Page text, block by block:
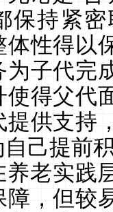
保持紧
体性得以
为子代完
使得父代
提供支持
己提前
养老实践
障，但较